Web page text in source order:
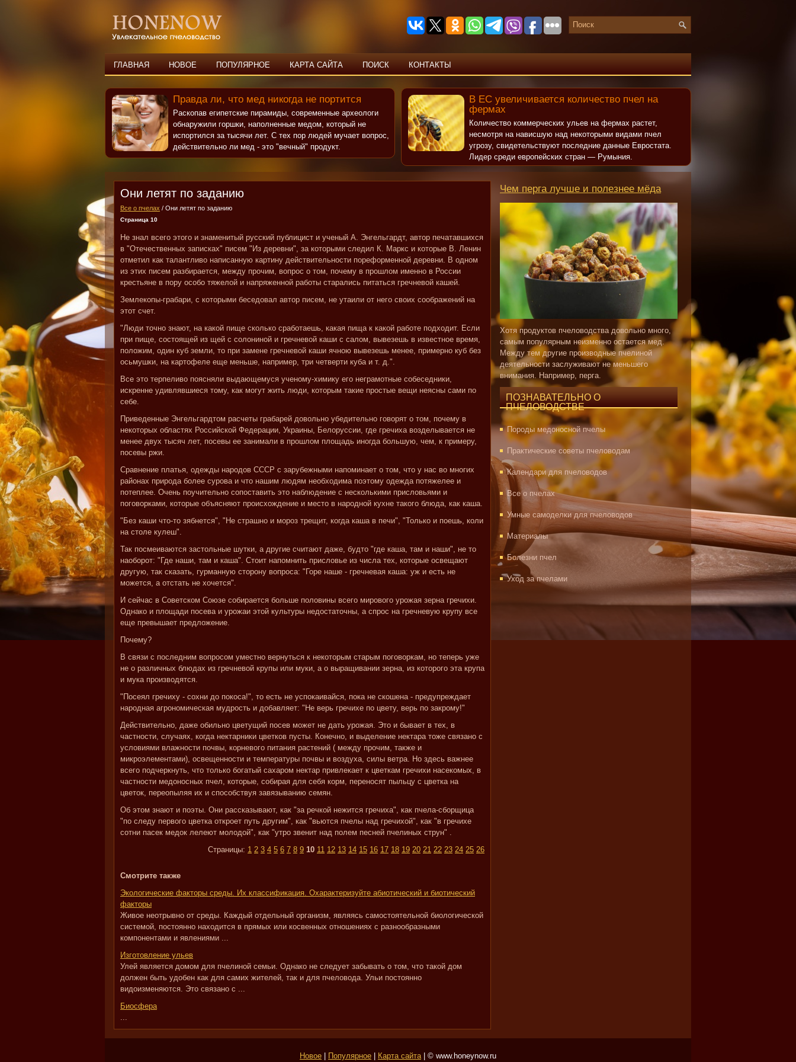
ГЛАВНАЯ НОВОЕ ПОПУЛЯРНОЕ КАРТА САЙТА ПОИСК КОНТАКТЫ
Правда ли, что мед никогда не портится
Раскопав египетские пирамиды, современные археологи
обнаружили горшки, наполненные медом, который не
испортился за тысячи лет. С тех пор людей мучает вопрос,
действительно ли мед - это "вечный" продукт.
В ЕС увеличивается количество пчел на
фермах
Количество коммерческих ульев на фермах растет,
несмотря на нависшую над некоторыми видами пчел
угрозу, свидетельствуют последние данные Евростата.
Лидер среди европейских стран — Румыния.
Они летят по заданию
Все о пчелах / Они летят по заданию
Страница 10
Не знал всего этого и знаменитый русский публицист и ученый А. Энгельгардт, автор печатавшихся
в "Отечественных записках" писем "Из деревни", за которыми следил К. Маркс и которые В. Ленин
отметил как талантливо написанную картину действительности пореформенной деревни. В одном
из этих писем разбирается, между прочим, вопрос о том, почему в прошлом именно в России
крестьяне в пору особо тяжелой и напряженной работы старались питаться гречневой кашей.
Землекопы-грабари, с которыми беседовал автор писем, не утаили от него своих соображений на
этот счет.
"Люди точно знают, на какой пище сколько сработаешь, какая пища к какой работе подходит. Если
при пище, состоящей из щей с солониной и гречневой каши с салом, вывезешь в известное время,
положим, один куб земли, то при замене гречневой каши ячною вывезешь менее, примерно куб без
осьмушки, на картофеле еще меньше, например, три четверти куба и т. д.".
Все это терпеливо поясняли выдающемуся ученому-химику его неграмотные собеседники,
искренне удивлявшиеся тому, как могут жить люди, которым такие простые вещи неясны сами по
себе.
Приведенные Энгельгардтом расчеты грабарей довольно убедительно говорят о том, почему в
некоторых областях Российской Федерации, Украины, Белоруссии, где гречиха возделывается не
менее двух тысяч лет, посевы ее занимали в прошлом площадь иногда большую, чем, к примеру,
посевы ржи.
Сравнение платья, одежды народов СССР с зарубежными напоминает о том, что у нас во многих
районах природа более сурова и что нашим людям необходима поэтому одежда потяжелее и
потеплее. Очень поучительно сопоставить это наблюдение с несколькими присловьями и
поговорками, которые объясняют происхождение и место в народной кухне такого блюда, как каша.
"Без каши что-то зябнется", "Не страшно и мороз трещит, когда каша в печи", "Только и поешь, коли
на столе кулеш".
Так посмеиваются застольные шутки, а другие считают даже, будто "где каша, там и наши", не то
наоборот: "Где наши, там и каша". Стоит напомнить присловье из числа тех, которые освещают
другую, так сказать, гурманную сторону вопроса: "Горе наше - гречневая каша: уж и есть не
можется, а отстать не хочется".
И сейчас в Советском Союзе собирается больше половины всего мирового урожая зерна гречихи.
Однако и площади посева и урожаи этой культуры недостаточны, а спрос на гречневую крупу все
еще превышает предложение.
Почему?
В связи с последним вопросом уместно вернуться к некоторым старым поговоркам, но теперь уже
не о различных блюдах из гречневой крупы или муки, а о выращивании зерна, из которого эта крупа
и мука производятся.
"Посеял гречиху - сохни до покоса!", то есть не успокаивайся, пока не скошена - предупреждает
народная агрономическая мудрость и добавляет: "Не верь гречихе по цвету, верь по закрому!"
Действительно, даже обильно цветущий посев может не дать урожая. Это и бывает в тех, в
частности, случаях, когда нектарники цветков пусты. Конечно, и выделение нектара тоже связано с
условиями влажности почвы, корневого питания растений ( между прочим, также и
микроэлементами), освещенности и температуры почвы и воздуха, силы ветра. Но здесь важнее
всего подчеркнуть, что только богатый сахаром нектар привлекает к цветкам гречихи насекомых, в
частности медоносных пчел, которые, собирая для себя корм, переносят пыльцу с цветка на
цветок, переопыляя их и способствуя завязыванию семян.
Об этом знают и поэты. Они рассказывают, как "за речкой нежится гречиха", как пчела-сборщица
"по следу первого цветка откроет путь другим", как "вьются пчелы над гречихой", как "в гречихе
сотни пасек медок лелеют молодой", как "утро звенит над полем песней пчелиных струн" .
Страницы: 1 2 3 4 5 6 7 8 9 10 11 12 13 14 15 16 17 18 19 20 21 22 23 24 25 26
Смотрите также
Экологические факторы среды. Их классификация. Охарактеризуйте абиотический и биотический
факторы
Живое неотрывно от среды. Каждый отдельный организм, являясь самостоятельной биологической
системой, постоянно находится в прямых или косвенных отношениях с разнообразными
компонентами и явлениями ...
Изготовление ульев
Улей является домом для пчелиной семьи. Однако не следует забывать о том, что такой дом
должен быть удобен как для самих жителей, так и для пчеловода. Ульи постоянно
видоизменяются. Это связано с ...
Биосфера
...
Чем перга лучше и полезнее мёда
Хотя продуктов пчеловодства довольно много,
самым популярным неизменно остается мед.
Между тем другие производные пчелиной
деятельности заслуживают не меньшего
внимания. Например, перга.
ПОЗНАВАТЕЛЬНО О
ПЧЕЛОВОДСТВЕ
Породы медоносной пчелы
Практические советы пчеловодам
Календари для пчеловодов
Все о пчелах
Умные самоделки для пчеловодов
Материалы
Болезни пчел
Уход за пчелами
Новое Популярное Карта сайта| © www.honeynow.ru